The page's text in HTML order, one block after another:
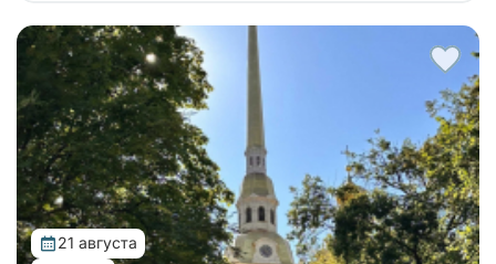
Тур от наших проверенных партнеров! Обзорная
экскурсия по городу с посещением территории
Петропавловской крепости!
21 августа